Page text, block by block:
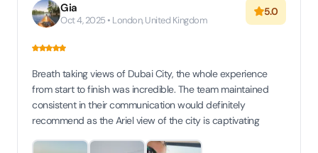
Gia
Oct 4, 2025 • London, United Kingdom
5.0
Breath taking views of Dubai City, the whole experience
from start to finish was incredible. The team maintained
consistent in their communication would definitely
recommend as the Ariel view of the city is captivating